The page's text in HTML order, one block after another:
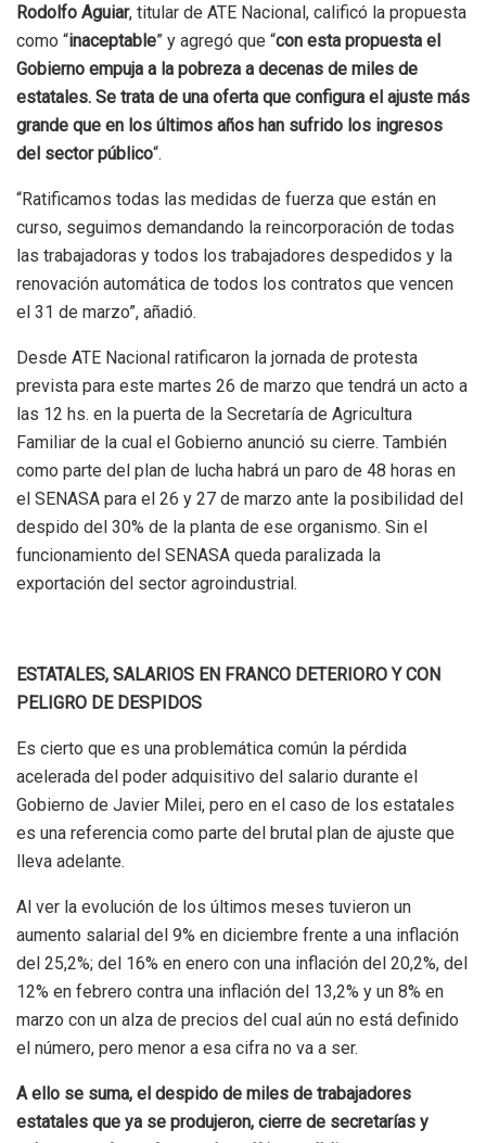
Rodolfo Aguiar, titular de ATE Nacional, calificó la propuesta
como “inaceptable” y agregó que “con esta propuesta el
Gobierno empuja a la pobreza a decenas de miles de
estatales. Se trata de una oferta que configura el ajuste más
grande que en los últimos años han sufrido los ingresos
del sector público“.
“Ratificamos todas las medidas de fuerza que están en
curso, seguimos demandando la reincorporación de todas
las trabajadoras y todos los trabajadores despedidos y la
renovación automática de todos los contratos que vencen
el 31 de marzo”, añadió.
Desde ATE Nacional ratificaron la jornada de protesta
prevista para este martes 26 de marzo que tendrá un acto a
las 12 hs. en la puerta de la Secretaría de Agricultura
Familiar de la cual el Gobierno anunció su cierre. También
como parte del plan de lucha habrá un paro de 48 horas en
el SENASA para el 26 y 27 de marzo ante la posibilidad del
despido del 30% de la planta de ese organismo. Sin el
funcionamiento del SENASA queda paralizada la
exportación del sector agroindustrial.
ESTATALES, SALARIOS EN FRANCO DETERIORO Y CON
PELIGRO DE DESPIDOS
Es cierto que es una problemática común la pérdida
acelerada del poder adquisitivo del salario durante el
Gobierno de Javier Milei, pero en el caso de los estatales
es una referencia como parte del brutal plan de ajuste que
lleva adelante.
Al ver la evolución de los últimos meses tuvieron un
aumento salarial del 9% en diciembre frente a una inflación
del 25,2%; del 16% en enero con una inflación del 20,2%, del
12% en febrero contra una inflación del 13,2% y un 8% en
marzo con un alza de precios del cual aún no está definido
el número, pero menor a esa cifra no va a ser.
A ello se suma, el despido de miles de trabajadores
estatales que ya se produjeron, cierre de secretarías y